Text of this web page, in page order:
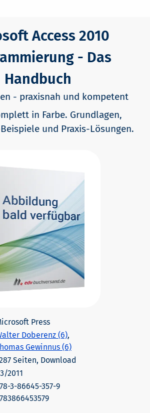
Access 2010
- Das
Handbuch
- praxisnah und kompetent
in Farbe. Grundlagen,
und Praxis-Lösungen.
Press
Doberenz (6),
Gewinnus (6)
Seiten, Download
2011
3-86645-357-9